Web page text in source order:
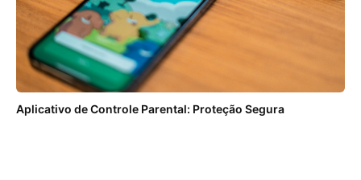
Aplicativo de Controle Parental: Proteção Segura